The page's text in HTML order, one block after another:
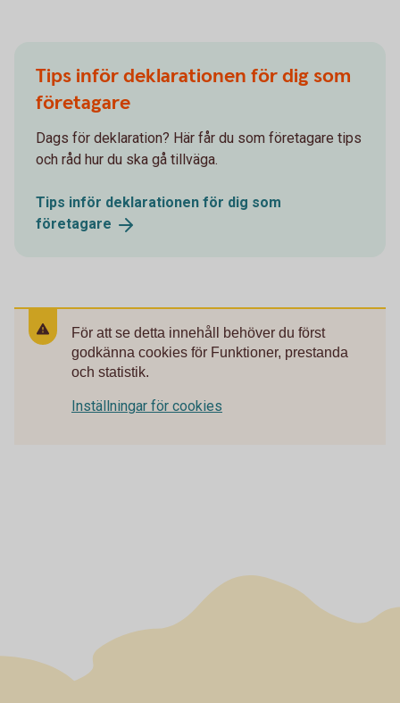
Tips inför deklarationen för dig som
företagare
Dags för deklaration? Här får du som företagare tips
och råd hur du ska gå tillväga.
Tips inför deklarationen för dig som
företagare
För att se detta innehåll behöver du först
godkänna cookies för Funktioner, prestanda
och statistik.
Inställningar för cookies